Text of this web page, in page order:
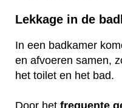
Lekkage in de
In een badkamer
en afvoeren samen,
het toilet en het bad.
Door het frequente